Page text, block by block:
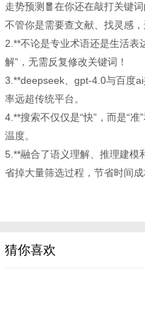
走势预测🧧在你还在敲打关键
不管你是需要查文献、找灵感
2.**不论是专业术语还是生活表
解”，无需反复修改关键词！
3.**deepseek、gpt-4.0与百度
率远超传统平台。
4.**搜索不仅仅是“快”，而是“
温度。
5.**融合了语义理解、推理建
省掉大量筛选过程，节省时间
猜你喜欢